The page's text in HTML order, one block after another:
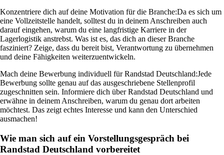
Konzentriere dich auf deine Motivation für die Branche:Da es sich um
eine Vollzeitstelle handelt, solltest du in deinem Anschreiben auch
darauf eingehen, warum du eine langfristige Karriere in der
Lagerlogistik anstrebst. Was ist es, das dich an dieser Branche
fasziniert? Zeige, dass du bereit bist, Verantwortung zu übernehmen
und deine Fähigkeiten weiterzuentwickeln.
Mach deine Bewerbung individuell für Randstad Deutschland:Jede
Bewerbung sollte genau auf das ausgeschriebene Stellenprofil
zugeschnitten sein. Informiere dich über Randstad Deutschland und
erwähne in deinem Anschreiben, warum du genau dort arbeiten
möchtest. Das zeigt echtes Interesse und kann den Unterschied
ausmachen!
Wie man sich auf ein Vorstellungsgespräch bei
Randstad Deutschland vorbereitet